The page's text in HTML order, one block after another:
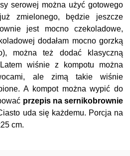
serowej można użyć gotowego
zmielonego, będzie jeszcze
jest mocno czekoladowe,
dodałam mocno gorzką
można też dodać klasyczną
wiśnie z kompotu można
ale zimą takie wiśnie
A kompot można wypić do
przepis na sernikobrownie
uda się każdemu. Porcja na
cm.